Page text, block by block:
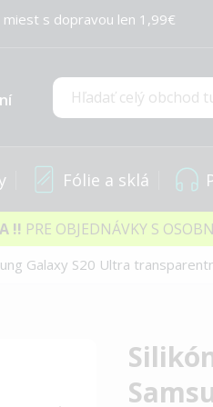
s dopravou len 1,99€
Hľadať
Fólie a sklá
!! PRE OBJEDNÁVKY S
Galaxy S20 Ultra